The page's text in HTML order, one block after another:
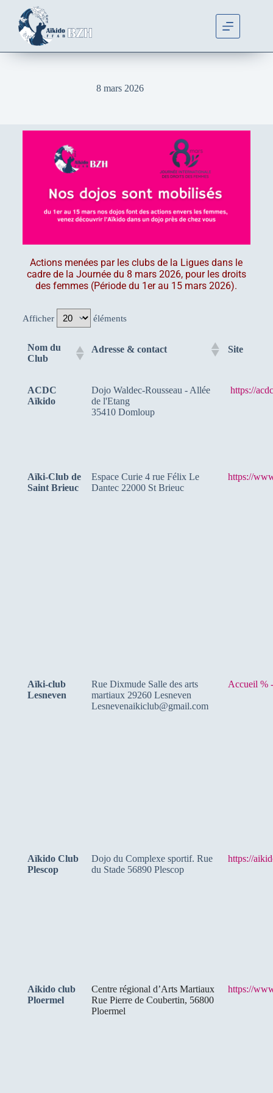
8 mars 2026
Actions menées par les clubs de la Ligues dans le
cadre de la Journée du 8 mars 2026, pour les droits
des femmes (Période du 1er au 15 mars 2026).
Afficher éléments
Nom du
Club
Adresse & contact Site
ACDC
Aïkido
Dojo Waldec-Rousseau - Allée
de l'Etang
35410 Domloup
https://
Aïki-Club de
Saint Brieuc
Espace Curie 4 rue Félix Le
Dantec 22000 St Brieuc
https://
Aïki-club
Lesneven
Rue Dixmude Salle des arts
martiaux 29260 Lesneven
Lesnevenaikiclub@gmail.com
Accueil %
Aïkido Club
Plescop
Dojo du Complexe sportif. Rue
du Stade 56890 Plescop
https://
Aikido club
Ploermel
Centre régional d’Arts Martiaux
Rue Pierre de Coubertin, 56800
Ploermel
https://